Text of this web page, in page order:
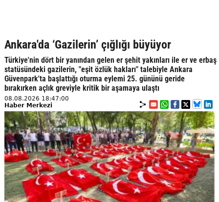
Ankara'da ‘Gazilerin’ çığlığı büyüyor
Türkiye'nin dört bir yanından gelen er şehit yakınları ile er ve erbaş
statüsündeki gazilerin, "eşit özlük hakları" talebiyle Ankara
Güvenpark'ta başlattığı oturma eylemi 25. gününü geride
bırakırken açlık greviyle kritik bir aşamaya ulaştı
08.08.2026 18:47:00
Haber Merkezi